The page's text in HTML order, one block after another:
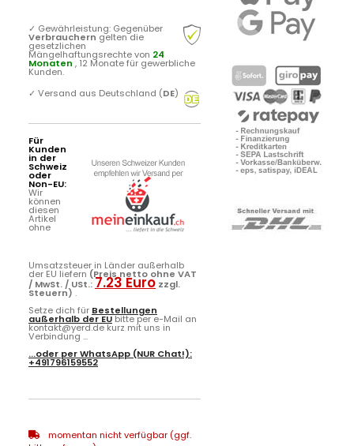
✓ Gewährleistung: Gegenüber
Verbrauchern gelten die
gesetzlichen
Mängelhaftungsrechte von 24
Monaten , 12 Monate für gewerbliche
Kunden.
✓ Versand aus Deutschland (DE)
Für
Kunden
in der
Schweiz
oder
Non-EU:
Wir
können
diesen
Artikel
ohne
Umsatzsteuer in Länder außerhalb
der EU liefern (Preis netto ohne VAT
/ MwSt. / USt.:7.23 Euro zzgl.
Steuern) .
Setze dich für Bestellungen
außerhalb der EUbitte per e-Mail an
kontakt@yerd.de kurz mit uns in
Verbindung ...
...oder perWhatsApp (NUR Chat!):
+491796159552
momentan nicht verfügbar (ggf.